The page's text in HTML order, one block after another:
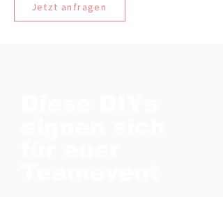
Jetzt anfragen